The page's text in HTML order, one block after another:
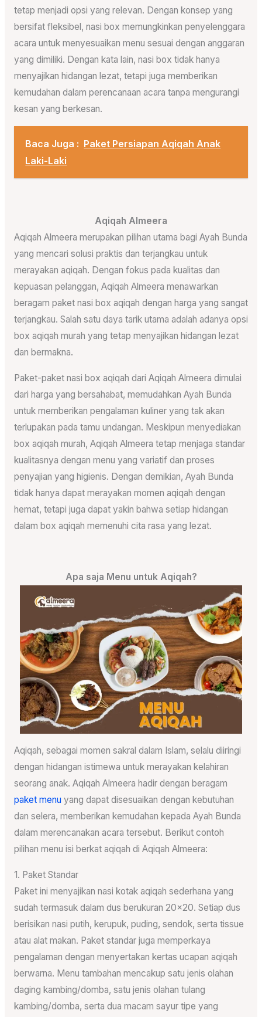
tetap menjadi opsi yang relevan. Dengan konsep yang
bersifat fleksibel, nasi box memungkinkan penyelenggara
acara untuk menyesuaikan menu sesuai dengan anggaran
yang dimiliki. Dengan kata lain, nasi box tidak hanya
menyajikan hidangan lezat, tetapi juga memberikan
kemudahan dalam perencanaan acara tanpa mengurangi
kesan yang berkesan.
Baca Juga : Paket Persiapan Aqiqah Anak
Laki-Laki
Aqiqah Almeera
Aqiqah Almeera merupakan pilihan utama bagi Ayah Bunda
yang mencari solusi praktis dan terjangkau untuk
merayakan aqiqah. Dengan fokus pada kualitas dan
kepuasan pelanggan, Aqiqah Almeera menawarkan
beragam paket nasi box aqiqah dengan harga yang sangat
terjangkau. Salah satu daya tarik utama adalah adanya opsi
box aqiqah murah yang tetap menyajikan hidangan lezat
dan bermakna.
Paket-paket nasi box aqiqah dari Aqiqah Almeera dimulai
dari harga yang bersahabat, memudahkan Ayah Bunda
untuk memberikan pengalaman kuliner yang tak akan
terlupakan pada tamu undangan. Meskipun menyediakan
box aqiqah murah, Aqiqah Almeera tetap menjaga standar
kualitasnya dengan menu yang variatif dan proses
penyajian yang higienis. Dengan demikian, Ayah Bunda
tidak hanya dapat merayakan momen aqiqah dengan
hemat, tetapi juga dapat yakin bahwa setiap hidangan
dalam box aqiqah memenuhi cita rasa yang lezat.
Apa saja Menu untuk Aqiqah?
Aqiqah, sebagai momen sakral dalam Islam, selalu diiringi
dengan hidangan istimewa untuk merayakan kelahiran
seorang anak. Aqiqah Almeera hadir dengan beragam
paket menuyang dapat disesuaikan dengan kebutuhan
dan selera, memberikan kemudahan kepada Ayah Bunda
dalam merencanakan acara tersebut. Berikut contoh
pilihan menu isi berkat aqiqah di Aqiqah Almeera:
1. Paket Standar
Paket ini menyajikan nasi kotak aqiqah sederhana yang
sudah termasuk dalam dus berukuran 20×20. Setiap dus
berisikan nasi putih, kerupuk, puding, sendok, serta tissue
atau alat makan. Paket standar juga memperkaya
pengalaman dengan menyertakan kertas ucapan aqiqah
berwarna. Menu tambahan mencakup satu jenis olahan
daging kambing/domba, satu jenis olahan tulang
kambing/domba, serta dua macam sayur tipe yang